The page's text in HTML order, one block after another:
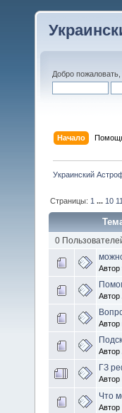
Добро пожаловать,
Начало
Украинский
Страницы: 1 ... 10 11
0
Автор
Автор
Автор
Автор
ГЗ
Автор
Что
Автор